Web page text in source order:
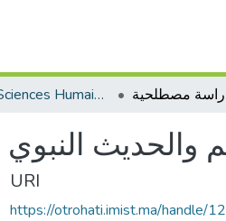
CEDoc en Sciences Humaines, Sciences Sociales et Sciences de l’Education
والحديث
URI
https://otrohati.imist.ma/handle/